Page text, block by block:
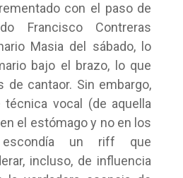
con el paso de
Francisco Contreras
Masia del sábado, lo
bajo el brazo, lo que
de cantaor. Sin embargo,
vocal (de aquella
el estómago y no en los
un riff que
incluso, de influencia